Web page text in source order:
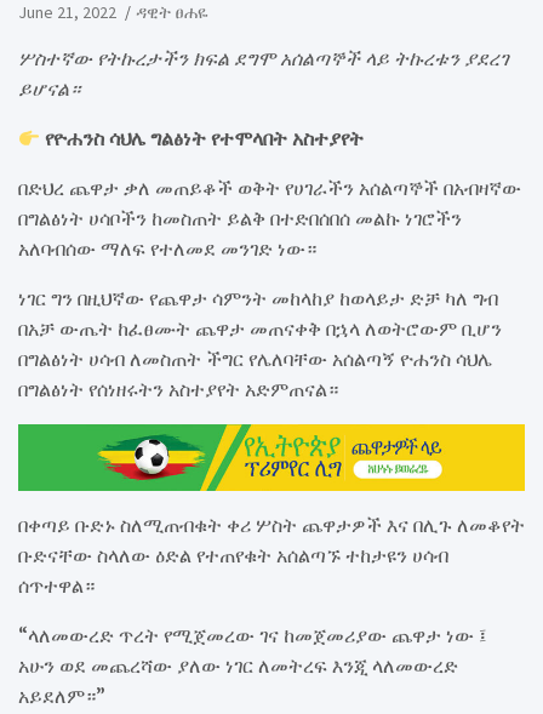
June 21, 2022 ዳዊት ፀሐዬ
ሦስተኛው የትኩረታችን ክፍል ደግሞ አሰልጣኞች ላይ ትኩረቱን ያደረገ
ይሆናል።
የዮሐንስ ሳህሌ ግልፅነት የተሞላበት አስተያየት
በድህረ ጨዋታ ቃለ መጠይቆች ወቅት የሀገራችን አሰልጣኞች በአብዛኛው
በግልፅነት ሀሳቦችን ከመስጠት ይልቅ በተድበሰበሰ መልኩ ነገሮችን
አለባብሰው ማለፍ የተለመደ መንገድ ነው።
ነገር ግን በዚህኛው የጨዋታ ሳምንት መከላከያ ከወላይታ ድቻ ካለ ግብ
በአቻ ውጤት ከፈፀሙት ጨዋታ መጠናቀቅ በኋላ ለወትሮውም ቢሆን
በግልፅነት ሀሳብ ለመስጠት ችግር የሌለባቸው አሰልጣኝ ዮሐንስ ሳህሌ
በግልፅነት የሰነዘሩትን አስተያየት አድምጠናል።
በቀጣይ ቡድኑ ስለሚጠብቁት ቀሪ ሦስት ጨዋታዎች እና በሊጉ ለመቆየት
ቡድናቸው ስላለው ዕድል የተጠየቁት አሰልጣኙ ተከታዩን ሀሳብ
ሰጥተዋል።
“ላለመውረድ ጥረት የሚጀመረው ገና ከመጀመሪያው ጨዋታ ነው ፤
አሁን ወደ መጨረሻው ያለው ነገር ለመትረፍ እንጂ ላለመውረድ
አይደለም።”